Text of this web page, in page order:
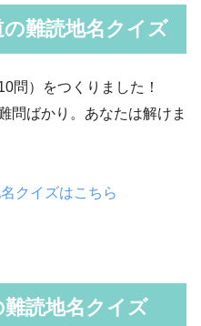
の難読地名クイズ
問）をつくりました！
問ばかり。あなたは解けま
クイズはこちら
難読地名クイズ